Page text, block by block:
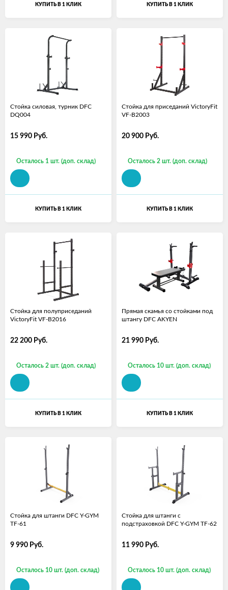
КУПИТЬ В 1 КЛИК КУПИТЬ В 1 КЛИК
Стойка силовая, турник DFC
DQ004
15 990 Руб.
Осталось 1 шт. (доп. склад)
КУПИТЬ В 1 КЛИК
Стойка для приседаний VictoryFit
VF-B2003
20 900 Руб.
Осталось 2 шт. (доп. склад)
КУПИТЬ В 1 КЛИК
Стойка для полуприседаний
VictoryFit VF-B2016
22 200 Руб.
Осталось 2 шт. (доп. склад)
КУПИТЬ В 1 КЛИК
Прямая скамья со стойками под
штангу DFC AKYEN
21 990 Руб.
Осталось 10 шт. (доп. склад)
КУПИТЬ В 1 КЛИК
Стойка для штанги DFC Y-GYM
TF-61
9 990 Руб.
Осталось 10 шт. (доп. склад)
Стойка для штанги с
подстраховкой DFC Y-GYM TF-62
11 990 Руб.
Осталось 10 шт. (доп. склад)